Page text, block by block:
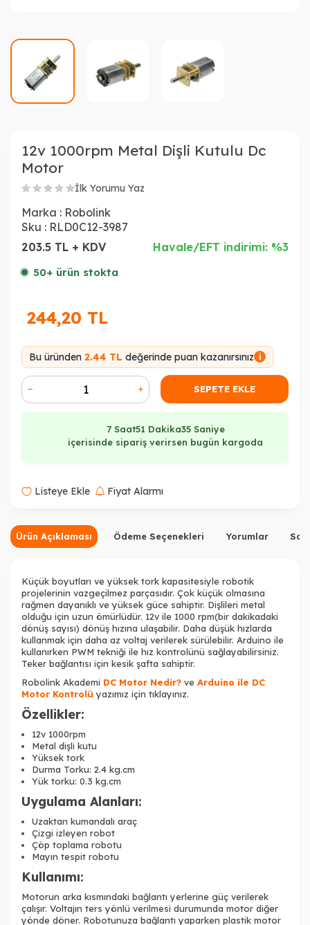
12v 1000rpm Metal Dişli Kutulu Dc
Motor
İlk Yorumu Yaz
Marka : Robolink
Sku : RLD0C12-3987
203.5 TL + KDV
Havale/EFT indirimi: %3
50+ ürün stokta
244,20 TL
Bu üründen 2.44 TL değerinde puan kazanırsınız i
SEPETE EKLE
7 Saat51 Dakika35 Saniye
içerisinde sipariş verirsen bugün kargoda
Listeye Ekle Fiyat Alarmı
Ürün Açıklaması Ödeme Seçenekleri Yorumlar
Küçük boyutları ve yüksek tork kapasitesiyle robotik
projelerinin vazgeçilmez parçasıdır. Çok küçük olmasına
rağmen dayanıklı ve yüksek güce sahiptir. Dişlileri metal
olduğu için uzun ömürlüdür. 12v ile 1000 rpm(bir dakikadaki
dönüş sayısı) dönüş hızına ulaşabilir. Daha düşük hızlarda
kullanmak için daha az voltaj verilerek sürülebilir. Arduino ile
kullanırken PWM tekniği ile hız kontrolünü sağlayabilirsiniz.
Teker bağlantısı için kesik şafta sahiptir.
Robolink Akademi DC Motor Nedir? ve Arduino ile DC
Motor Kontrolü yazımız için tıklayınız.
Özellikler:
12v 1000rpm
Metal dişli kutu
Yüksek tork
Durma Torku: 2.4 kg.cm
Yük torku: 0.3 kg.cm
Uygulama Alanları:
Uzaktan kumandalı araç
Çizgi izleyen robot
Çöp toplama robotu
Mayın tespit robotu
Kullanımı:
​Motorun arka kısmındaki bağlantı yerlerine güç verilerek
çalışır. Voltajın ters yönlü verilmesi durumunda motor diğer
yönde döner. Robotunuza bağlantı yaparken plastik motor